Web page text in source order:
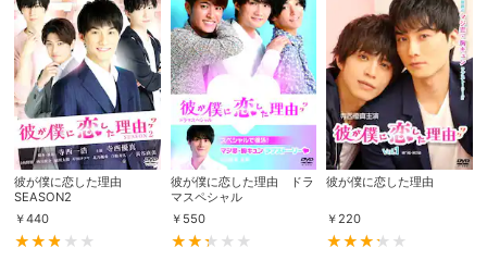
彼が僕に恋した理由
SEASON2
￥440
彼が僕に恋した理由 ドラ
マスペシャル
￥ 550
彼が僕に恋した理由
￥ 220